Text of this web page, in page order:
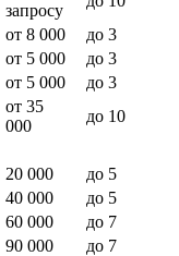
запросу
от 8 000
до 3
от 5 000
до 3
от 5 000
до 3
от 35
000
до 10
20 000
до 5
40 000
до 5
60 000
до 7
90 000
до 7